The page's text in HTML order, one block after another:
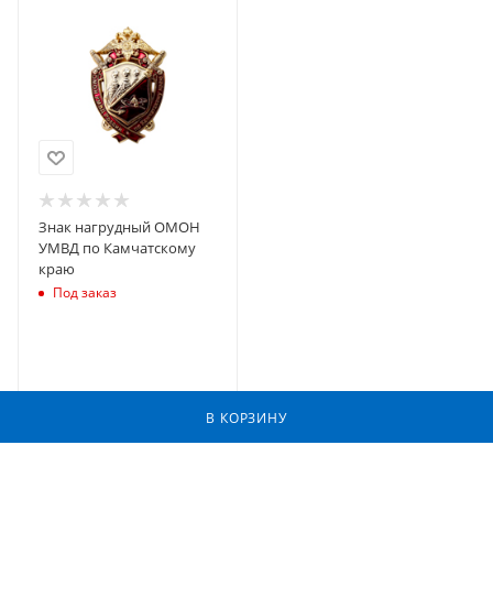
В КОРЗИНУ
Знак нагрудный ОМОН
УМВД по Камчатскому
краю
Под заказ